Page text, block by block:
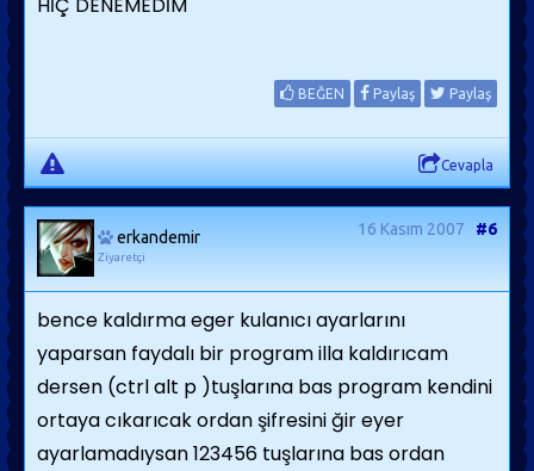
BEĞEN Paylaş Paylaş
Cevapla
erkandemir
Ziyaretçi
16 Kasım 2007 #6
bence kaldırma eger kulanıcı ayarlarını
yaparsan faydalı bir program illa kaldırıcam
dersen (ctrl alt p )tuşlarına bas program kendini
ortaya cıkarıcak ordan şifresini ğir eyer
ayarlamadıysan 123456 tuşlarına bas ordan